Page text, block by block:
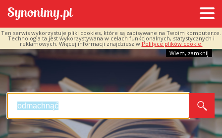
Ten serwis wykorzystuje pliki cookies, które są zapisywane na Twoim komputerze.
Technologia ta jest wykorzystywana w celach funkcjonalnych, statystycznych i
reklamowych. Więcej informacji znajdziesz w Polityce plików cookie.
Wiem, zamknij